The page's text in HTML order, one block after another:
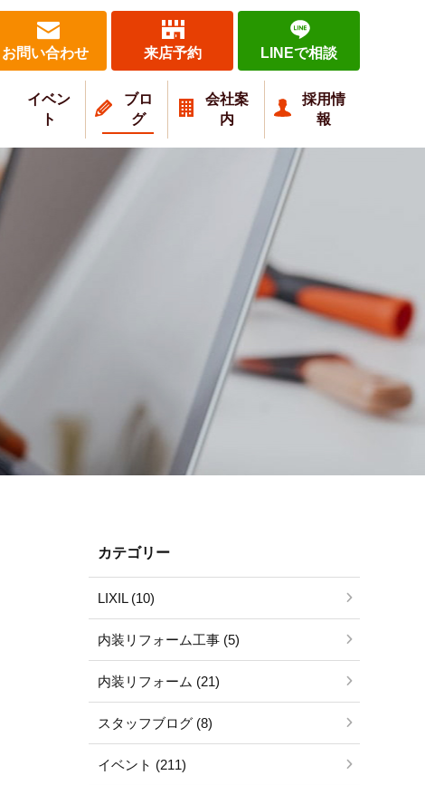
お問い合わせ 来店予約 LINEで相談
イベン
ト
ブロ
グ
会社案
内
採用情
報
カテゴリー
LIXIL (10)
内装リフォーム工事 (5)
内装リフォーム (21)
スタッフブログ (8)
イベント (211)